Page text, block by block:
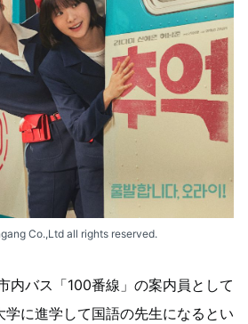
Co.,Ltd all rights reserved.
内バス「100番線」の案内員として
に進学して国語の先生になるとい